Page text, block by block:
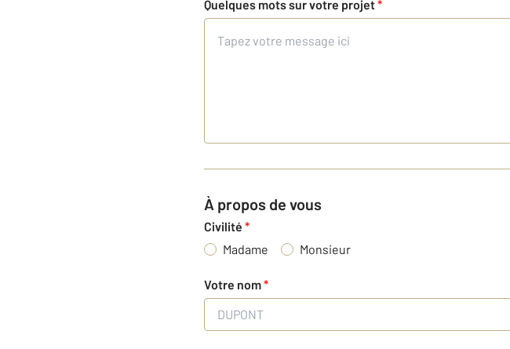
Quelques mots sur votre projet*
À propos de vous
Civilité *
Madame
Monsieur
Votre nom*